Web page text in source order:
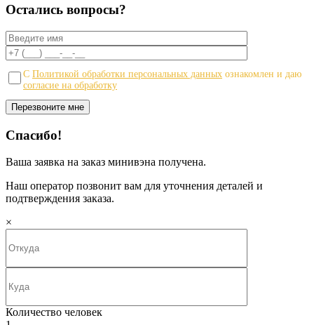
Остались вопросы?
С Политикой обработки персональных данных ознакомлен и даю
согласие на обработку
Спасибо!
Ваша заявка на заказ минивэна получена.
Наш оператор позвонит вам для уточнения деталей и
подтверждения заказа.
×
Количество человек